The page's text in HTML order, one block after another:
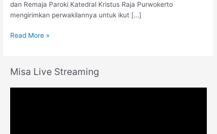
dan Remaja Paroki Katedral Kristus Raja Purwokerto
mengirimkan perwakilannya untuk ikut […]
Read More »
Misa Live Streaming